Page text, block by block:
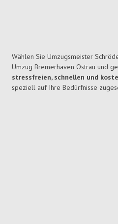
Wählen Sie Umzugsmeister
Umzug Bremerhaven Ostrau und
stressfreien, schnellen und
speziell auf Ihre Bedürfnisse